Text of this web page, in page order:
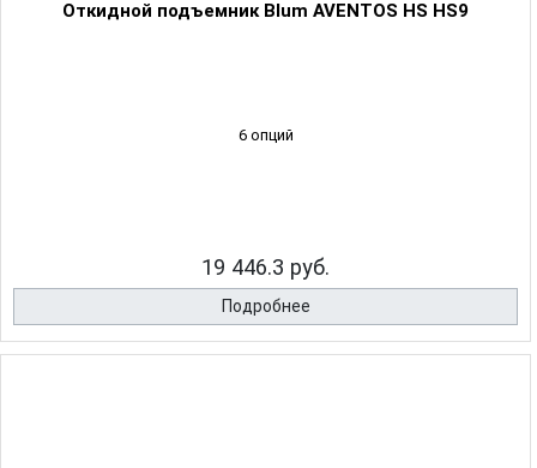
Откидной подъемник Blum AVENTOS HS HS9
6 опций
19 446.3 руб.
Подробнее